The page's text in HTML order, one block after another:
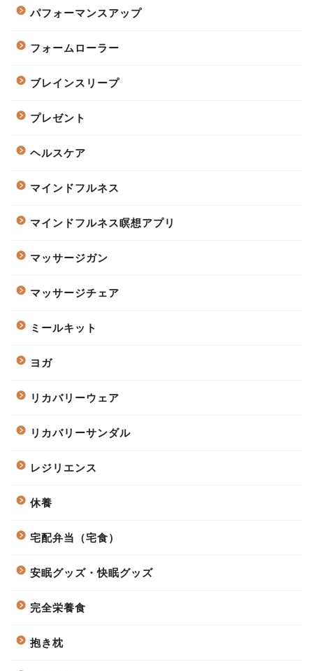
パフォーマンスアップ
フォームローラー
ブレインスリープ
プレゼント
ヘルスケア
マインドフルネス
マインドフルネス瞑想アプリ
マッサージガン
マッサージチェア
ミールキット
ヨガ
リカバリーウェア
リカバリーサンダル
レジリエンス
休養
宅配弁当（宅食）
安眠グッズ・快眠グッズ
完全栄養食
抱き枕